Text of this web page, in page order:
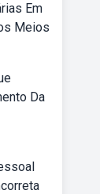
Em
Meios
Da